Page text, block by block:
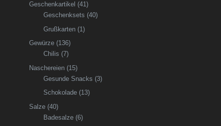
Geschenkartikel (41)
Geschenksets (40)
Grußkarten (1)
Gewürze (136)
Chilis (7)
Naschereien (15)
Gesunde Snacks (3)
Schokolade (13)
Salze (40)
Badesalze (6)